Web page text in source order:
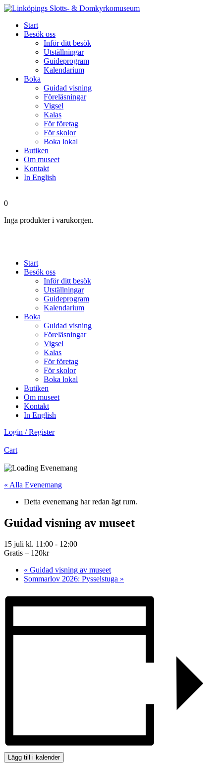
Start
Besök oss
Inför ditt besök
Utställningar
Guideprogram
Kalendarium
Boka
Guidad visning
Föreläsningar
Vigsel
Kalas
För företag
För skolor
Boka lokal
Butiken
Om museet
Kontakt
In English
0
Inga produkter i varukorgen.
Start
Besök oss
Inför ditt besök
Utställningar
Guideprogram
Kalendarium
Boka
Guidad visning
Föreläsningar
Vigsel
Kalas
För företag
För skolor
Boka lokal
Butiken
Om museet
Kontakt
In English
Login / Register
Cart
« Alla Evenemang
Detta evenemang har redan ägt rum.
Guidad visning av museet
15 juli kl. 11:00 - 12:00
Gratis – 120kr
« Guidad visning av museet
Sommarlov 2026: Pysselstuga »
Lägg till i kalender